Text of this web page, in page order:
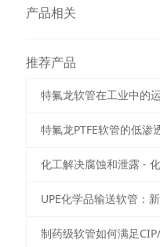
产品相关
推荐产品
特氟龙软管在工业中的
特氟龙PTFE软管的低渗
化工解决腐蚀和泄露 -
UPE化学品输送软管：
制药级软管如何满足